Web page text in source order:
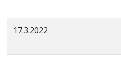
17.3.2022